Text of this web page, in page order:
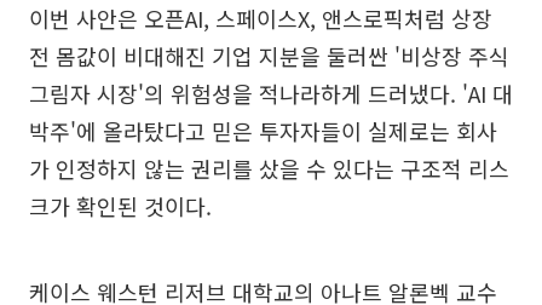
이번 사안은 오픈AI, 스페이스X, 앤스로픽처럼 상장
전 몸값이 비대해진 기업 지분을 둘러싼 '비상장 주식
그림자 시장'의 위험성을 적나라하게 드러냈다. 'AI 대
박주'에 올라탔다고 믿은 투자자들이 실제로는 회사
가 인정하지 않는 권리를 샀을 수 있다는 구조적 리스
크가 확인된 것이다.
케이스 웨스턴 리저브 대학교의 아나트 알론벡 교수